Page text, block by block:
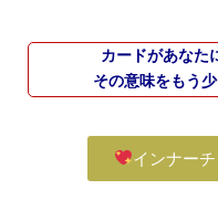
カードがあなた
その意味をもう
インナー